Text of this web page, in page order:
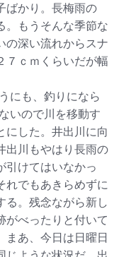
ばかり。長梅雨の
。もうそんな季節な
の深い流れからスナ
７ｃｍくらいだが幅
うにも、釣りになら
ないので川を移動す
にした。井出川に向
出川もやはり長雨の
引けてはいなかっ
れでもあきらめずに
る。残念ながら新し
がべったりと付いて
まあ、今日は日曜日